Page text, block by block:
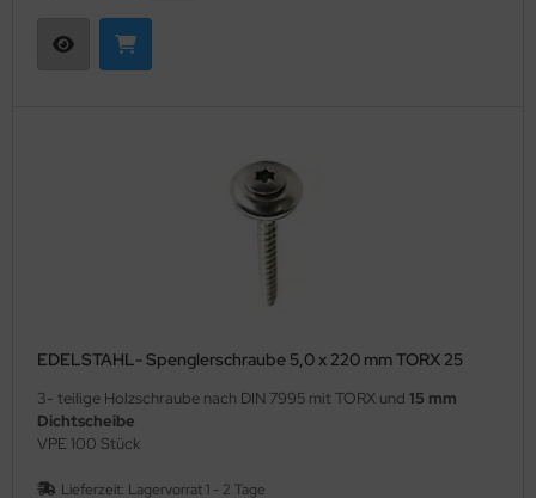
EDELSTAHL- Spenglerschraube 5,0 x 220 mm TORX 25
3- teilige Holzschraube nach DIN 7995 mit TORX und 15 mm
Dichtscheibe
VPE 100 Stück
Lieferzeit: Lagervorrat 1 - 2 Tage